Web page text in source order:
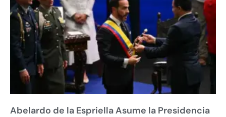
Abelardo de la Espriella Asume la Presidencia